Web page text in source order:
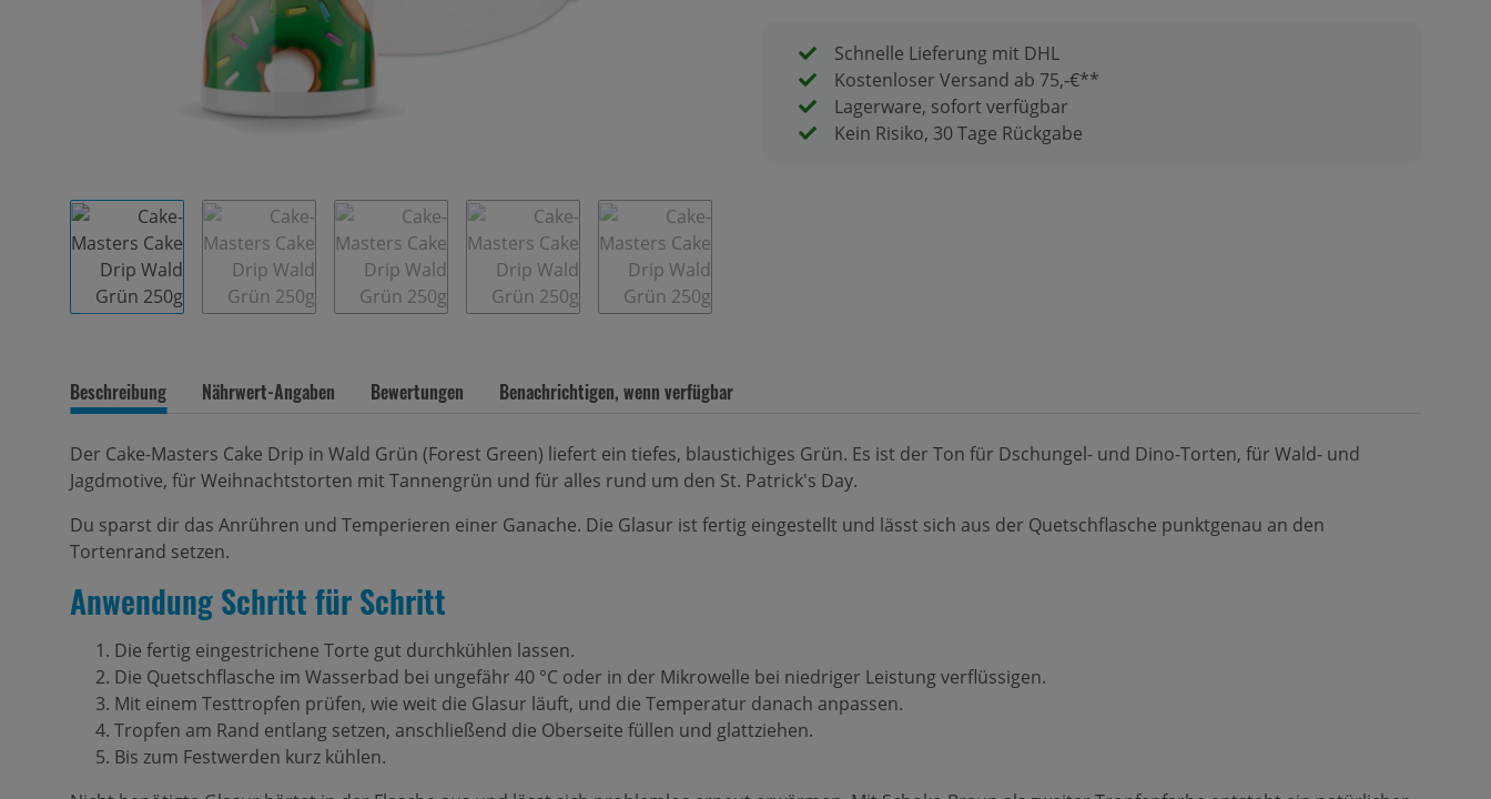
Schnelle Lieferung mit DHL
Kostenloser Versand ab 75,-€**
Lagerware, sofort verfügbar
Kein Risiko, 30 Tage Rückgabe
Beschreibung Nährwert-Angaben Bewertungen Benachrichtigen, wenn verfügbar
Der Cake-Masters Cake Drip in Wald Grün (Forest Green) liefert ein tiefes, blaustichiges Grün. Es ist der Ton für Dschungel- und Dino-Torten, für Wald- und
Jagdmotive, für Weihnachtstorten mit Tannengrün und für alles rund um den St. Patrick's Day.
Du sparst dir das Anrühren und Temperieren einer Ganache. Die Glasur ist fertig eingestellt und lässt sich aus der Quetschflasche punktgenau an den
Tortenrand setzen.
Anwendung Schritt für Schritt
Die fertig eingestrichene Torte gut durchkühlen lassen.
Die Quetschflasche im Wasserbad bei ungefähr 40 °C oder in der Mikrowelle bei niedriger Leistung verflüssigen.
Mit einem Testtropfen prüfen, wie weit die Glasur läuft, und die Temperatur danach anpassen.
Tropfen am Rand entlang setzen, anschließend die Oberseite füllen und glattziehen.
Bis zum Festwerden kurz kühlen.